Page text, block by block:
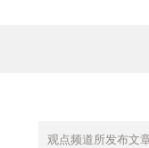
观点频道所发布文